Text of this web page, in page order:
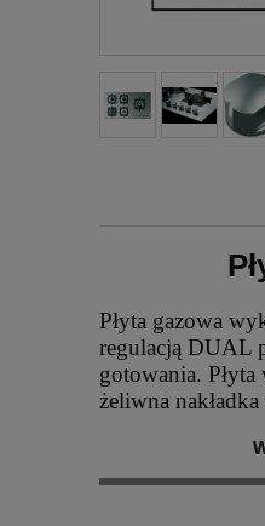
Płyta gazowa
regulacją DUAL
gotowania.
żeliwna